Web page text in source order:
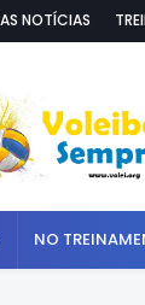
NOTÍCIAS
NO